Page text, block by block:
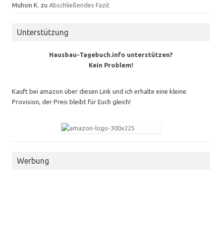
Muhsin K. zu Abschließendes Fazit
Unterstützung
Hausbau-Tagebuch.info unterstützen?
Kein Problem!
Kauft bei amazon über diesen Link und ich erhalte eine kleine
Provision, der Preis bleibt für Euch gleich!
Werbung